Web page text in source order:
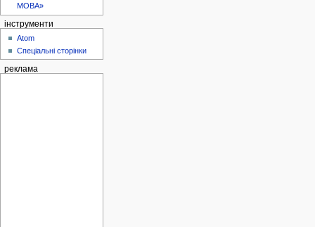
МОВА»
інструменти
Atom
Спеціальні сторінки
реклама